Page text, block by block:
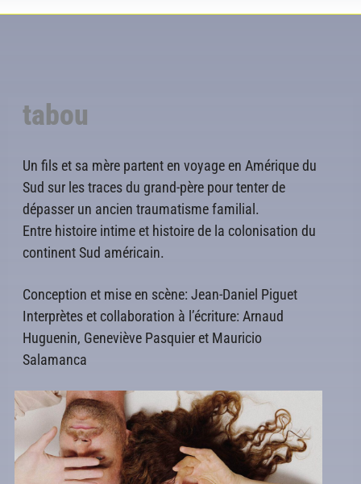
tabou
Un fils et sa mère partent en voyage en Amérique du
Sud sur les traces du grand-père pour tenter de
dépasser un ancien traumatisme familial.
Entre histoire intime et histoire de la colonisation du
continent Sud américain.
Conception et mise en scène: Jean-Daniel Piguet
Interprètes et collaboration à l’écriture: Arnaud
Huguenin, Geneviève Pasquier et Mauricio
Salamanca